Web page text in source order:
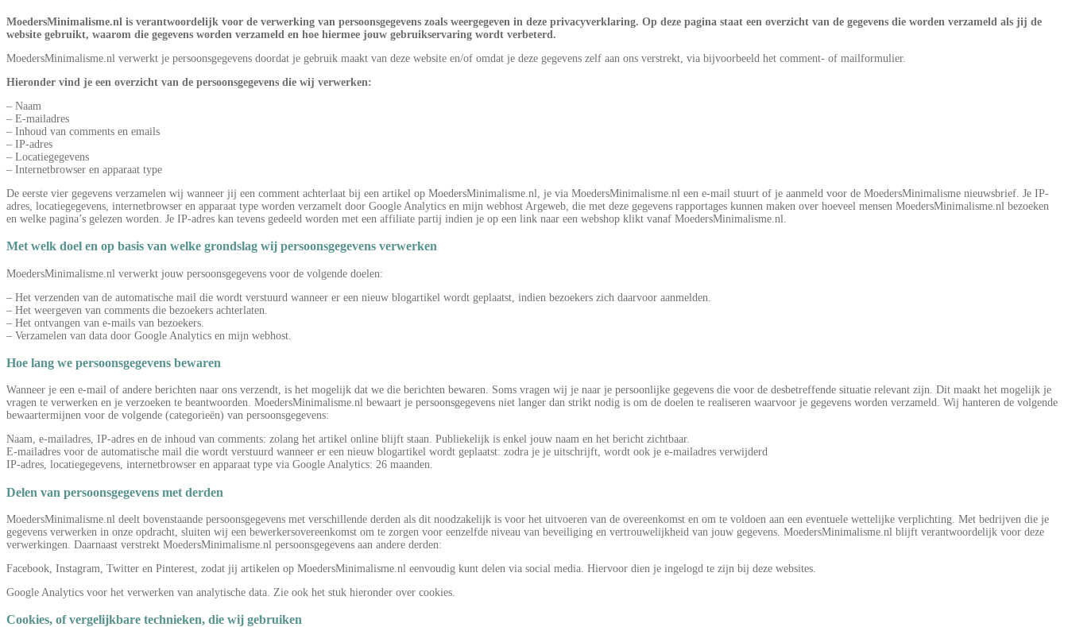
MoedersMinimalisme.nl is verantwoordelijk voor de verwerking van persoonsgegevens zoals weergegeven in deze privacyverklaring. Op deze pagina staat een overzicht van de gegevens die worden verzameld als jij de
website gebruikt, waarom die gegevens worden verzameld en hoe hiermee jouw gebruikservaring wordt verbeterd.
MoedersMinimalisme.nl verwerkt je persoonsgegevens doordat je gebruik maakt van deze website en/of omdat je deze gegevens zelf aan ons verstrekt, via bijvoorbeeld het comment- of mailformulier.
Hieronder vind je een overzicht van de persoonsgegevens die wij verwerken:
– Naam
– E-mailadres
– Inhoud van comments en emails
– IP-adres
– Locatiegegevens
– Internetbrowser en apparaat type
De eerste vier gegevens verzamelen wij wanneer jij een comment achterlaat bij een artikel op MoedersMinimalisme.nl, je via MoedersMinimalisme.nl een e-mail stuurt of je aanmeld voor de MoedersMinimalisme nieuwsbrief. Je IP-
adres, locatiegegevens, internetbrowser en apparaat type worden verzamelt door Google Analytics en mijn webhost Argeweb, die met deze gegevens rapportages kunnen maken over hoeveel mensen MoedersMinimalisme.nl bezoeken
en welke pagina’s gelezen worden. Je IP-adres kan tevens gedeeld worden met een affiliate partij indien je op een link naar een webshop klikt vanaf MoedersMinimalisme.nl.
Met welk doel en op basis van welke grondslag wij persoonsgegevens verwerken
MoedersMinimalisme.nl verwerkt jouw persoonsgegevens voor de volgende doelen:
– Het verzenden van de automatische mail die wordt verstuurd wanneer er een nieuw blogartikel wordt geplaatst, indien bezoekers zich daarvoor aanmelden.
– Het weergeven van comments die bezoekers achterlaten.
– Het ontvangen van e-mails van bezoekers.
– Verzamelen van data door Google Analytics en mijn webhost.
Hoe lang we persoonsgegevens bewaren
Wanneer je een e-mail of andere berichten naar ons verzendt, is het mogelijk dat we die berichten bewaren. Soms vragen wij je naar je persoonlijke gegevens die voor de desbetreffende situatie relevant zijn. Dit maakt het mogelijk je
vragen te verwerken en je verzoeken te beantwoorden. MoedersMinimalisme.nl bewaart je persoonsgegevens niet langer dan strikt nodig is om de doelen te realiseren waarvoor je gegevens worden verzameld. Wij hanteren de volgende
bewaartermijnen voor de volgende (categorieën) van persoonsgegevens:
Naam, e-mailadres, IP-adres en de inhoud van comments: zolang het artikel online blijft staan. Publiekelijk is enkel jouw naam en het bericht zichtbaar.
E-mailadres voor de automatische mail die wordt verstuurd wanneer er een nieuw blogartikel wordt geplaatst: zodra je je uitschrijft, wordt ook je e-mailadres verwijderd
IP-adres, locatiegegevens, internetbrowser en apparaat type via Google Analytics: 26 maanden.
Delen van persoonsgegevens met derden
MoedersMinimalisme.nl deelt bovenstaande persoonsgegevens met verschillende derden als dit noodzakelijk is voor het uitvoeren van de overeenkomst en om te voldoen aan een eventuele wettelijke verplichting. Met bedrijven die je
gegevens verwerken in onze opdracht, sluiten wij een bewerkersovereenkomst om te zorgen voor eenzelfde niveau van beveiliging en vertrouwelijkheid van jouw gegevens. MoedersMinimalisme.nl blijft verantwoordelijk voor deze
verwerkingen. Daarnaast verstrekt MoedersMinimalisme.nl persoonsgegevens aan andere derden:
Facebook, Instagram, Twitter en Pinterest, zodat jij artikelen op MoedersMinimalisme.nl eenvoudig kunt delen via social media. Hiervoor dien je ingelogd te zijn bij deze websites.
Google Analytics voor het verwerken van analytische data. Zie ook het stuk hieronder over cookies.
Cookies, of vergelijkbare technieken, die wij gebruiken